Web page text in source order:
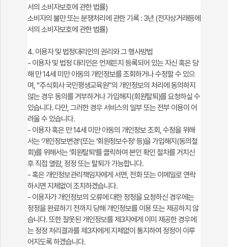
서의 소비자보호에 관한 법률)
소비자의 불만 또는 분쟁처리에 관한 기록 : 3년 (전자상거래등에
서의 소비자보호에 관한 법률)
4. 이용자 및 법정대리인의 권리와 그 행사방법
- 이용자 및 법정 대리인은 언제든지 등록되어 있는 자신 혹은 당
해 만 14세 미만 아동의 개인정보를 조회하거나 수정할 수 있으
며, “주식회사 국민평생교육원”의 개인정보의 처리에 동의하지
않는 경우 동의를 거부하거나 가입해지(회원탈퇴)를 요청하실 수
있습니다. 다만, 그러한 경우 서비스의 일부 또는 전부 이용이 어
려울 수 있습니다.
- 이용자 혹은 만 14세 미만 아동의 개인정보 조회, 수정을 위해
서는 ‘개인정보변경’(또는 ‘회원정보수정’ 등)을 가입해지(동의철
회)를 위해서는 ‘회원탈퇴’를 클릭하여 본인 확인 절차를 거치신
후 직접 열람, 정정 또는 탈퇴가 가능합니다.
- 혹은 개인정보관리책임자에게 서면, 전화 또는 이메일로 연락
하시면 지체없이 조치하겠습니다.
- 이용자가 개인정보의 오류에 대한 정정을 요청하신 경우에는
정정을 완료하기 전까지 당해 개인정보를 이용 또는 제공하지 않
습니다. 또한 잘못된 개인정보를 제3자에게 이미 제공한 경우에
는 정정 처리결과를 제3자에게 지체없이 통지하여 정정이 이루
어지도록 하겠습니다.